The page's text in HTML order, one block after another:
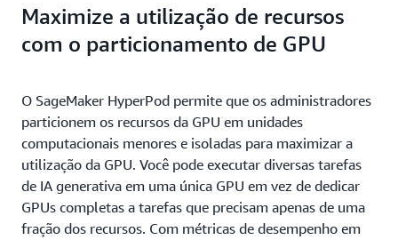
Maximize a utilização de recursos
com o particionamento de GPU
O SageMaker HyperPod permite que os administradores
particionem os recursos da GPU em unidades
computacionais menores e isoladas para maximizar a
utilização da GPU. Você pode executar diversas tarefas
de IA generativa em uma única GPU em vez de dedicar
GPUs completas a tarefas que precisam apenas de uma
fração dos recursos. Com métricas de desempenho em